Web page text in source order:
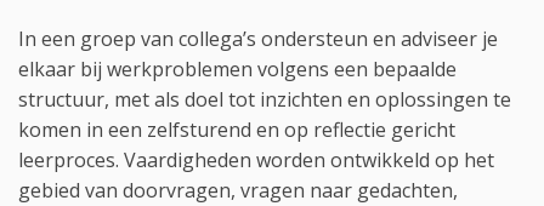
In een groep van collega’s ondersteun en adviseer je
elkaar bij werkproblemen volgens een bepaalde
structuur, met als doel tot inzichten en oplossingen te
komen in een zelfsturend en op reflectie gericht
leerproces. Vaardigheden worden ontwikkeld op het
gebied van doorvragen, vragen naar gedachten,